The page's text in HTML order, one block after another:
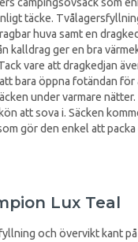
täcke.
huva samt en
kalldrag ger en bra
vare att dragkedjan
bara öppna fotändan för
under varmare
att sova i. Säcken
gör den enkel att
Lux Teal
och övervikt kant